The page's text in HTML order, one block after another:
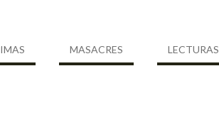
MASACRES LECTURAS